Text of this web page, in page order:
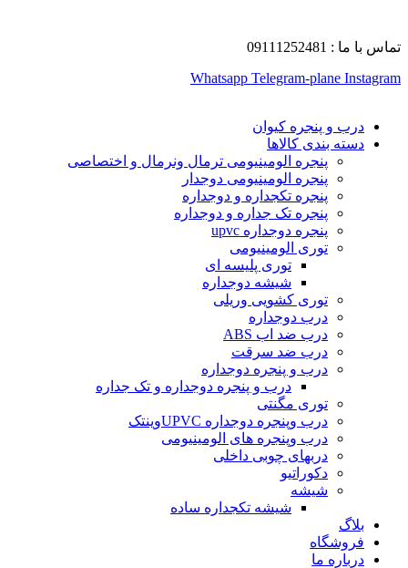
تماس با ما : 09111252481
Whatsapp Telegram-plane Instagram
درب و پنجره کیوان
دسته بندی کالاها
پنجره الومینیومی ترمال ونرمال و اختصاصی
پنجره الومینیومی دوجدار
پنجره تکجداره و دوجداره
پنجره تک جداره و دوجداره
پنجره دوجداره upvc
توری الومینیومی
توری پلیسه ای
شیشه دوجداره
توری کشویی وریلی
درب دوجداره
درب ضد اب ABS
درب ضد سرقت
درب و پنجره دوجداره
درب و پنجره دوجداره و تک جداره
توری مگنتی
درب وپنجره دوجداره UPVCوینتک
درب وپنجره های الومینیومی
دربهای چوبی داخلی
دکوراتیو
شیشه
شیشه تکجداره ساده
بلاگ
فروشگاه
درباره ما